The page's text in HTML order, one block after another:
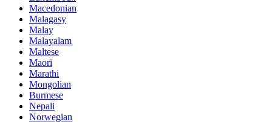
Macedonian
Malagasy
Malay
Malayalam
Maltese
Maori
Marathi
Mongolian
Burmese
Nepali
Norwegian